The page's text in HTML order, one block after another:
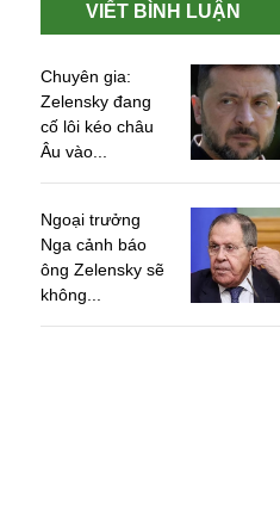
VIẾT BÌNH LUẬN
Chuyên gia:
Zelensky đang
cố lôi kéo châu
Âu vào...
Ngoại trưởng
Nga cảnh báo
ông Zelensky sẽ
không...